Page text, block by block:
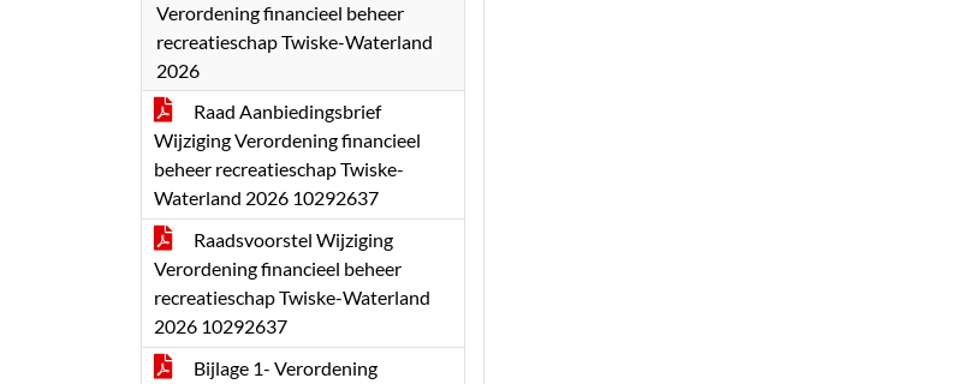
Verordening financieel beheer
recreatieschap Twiske-Waterland
2026
Raad Aanbiedingsbrief
Wijziging Verordening financieel
beheer recreatieschap Twiske-
Waterland 2026 10292637
Raadsvoorstel Wijziging
Verordening financieel beheer
recreatieschap Twiske-Waterland
2026 10292637
Bijlage 1- Verordening